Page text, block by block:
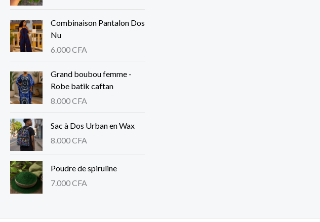
Combinaison Pantalon Dos
Nu
6.000CFA
Grand boubou femme -
Robe batik caftan
8.000CFA
Sac à Dos Urban en Wax
8.000CFA
Poudre de spiruline
7.000CFA